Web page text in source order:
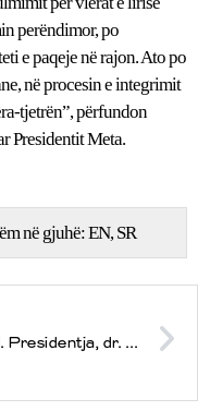
perëndimor, po
e paqeje në rajon. Ato po
në procesin e integrimit
tjetrën”, përfundon
Presidentit Meta.
në gjuhë:EN SR
U.d. Presidentja, dr. Vjosa Osmani me mesazh për procesin zgjedhor në Podujevë dhe në Mitrovicë të Veriut